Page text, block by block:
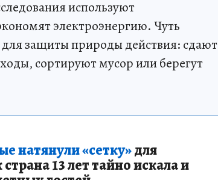
используют
электроэнергию. Чуть
защиты природы действия: сдают
сортируют мусор или берегут
натянули «сетку»для
13 лет тайно искала и